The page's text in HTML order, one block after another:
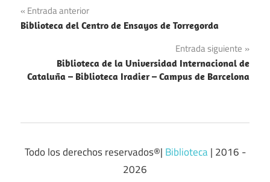
Navegación
de
entradas
Entrada anterior
Biblioteca del Centro de Ensayos de Torregorda
Entrada siguiente
Biblioteca de la Universidad Internacional de
Cataluña – Biblioteca Iradier – Campus de Barcelona
Todo los derechos reservados®| Biblioteca| 2016 -
2026